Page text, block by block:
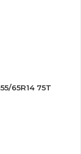
65R14 75T